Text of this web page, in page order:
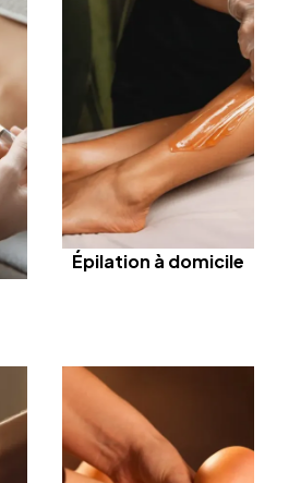
Épilation à domicile